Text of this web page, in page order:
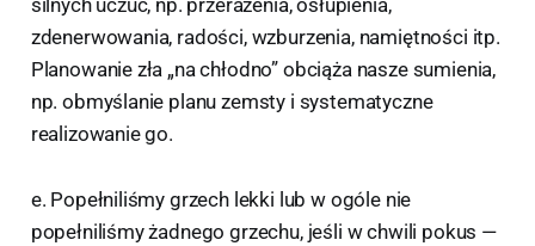
silnych uczuć, np. przerażenia, osłupienia,
zdenerwowania, radości, wzburzenia, namiętności itp.
Planowanie zła „na chłodno” obciąża nasze sumienia,
np. obmyślanie planu zemsty i systematyczne
realizowanie go.
e. Popełniliśmy grzech lekki lub w ogóle nie
popełniliśmy żadnego grzechu, jeśli w chwili pokus —